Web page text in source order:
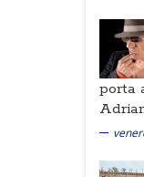
porta